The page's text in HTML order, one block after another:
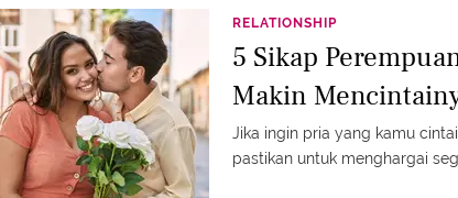
RELATIONSHIP
5 Sikap
Makin
Jika ingin pria yang kamu
pastikan untuk menghargai